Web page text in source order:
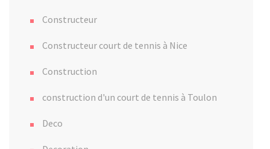
Constructeur
Constructeur court de tennis à Nice
Construction
construction d'un court de tennis à Toulon
Deco